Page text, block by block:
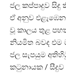
ජල කප්පාදුව සිදු
ඒ අනුව එළැඹෙන
වූ කාලය තුළ
නියමිත බවද එම
ජල සැපයුම
කටුනායක / සීදුව